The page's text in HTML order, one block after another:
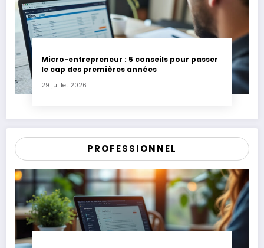
Micro-entrepreneur : 5 conseils pour passer
le cap des premières années
29 juillet 2026
PROFESSIONNEL